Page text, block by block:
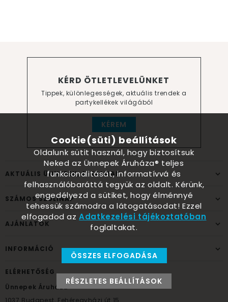
KÉRD ÖTLETLEVELÜNKET
Tippek, különlegességek, aktuális trendek a
partykellékek világából
KÉREM
AKTUÁLIS ÜNNEPEK, ALKALMAK
SZÁMOS SZÜLINAP
AJÁNLATOK
INFORMÁCIÓ
ELÉRHETŐSÉG
Ünnepek Áruháza
1037 Budapest, Fehéregyházi út 15.
Cookie(süti) beállítások
Oldalunk sütit használ, hogy biztosítsuk
Neked az Ünnepek Áruháza® teljes
funkcionalitását, informatívvá és
felhasználóbaráttá tegyük az oldalt. Kérünk,
engedélyezd a sütiket, hogy élménnyé
tehessük számodra a látogatásodat! Ezzel
elfogadod azAdatkezelési tájékoztatóban
foglaltakat.
ÖSSZES ELFOGADÁSA
RÉSZLETES BEÁLLÍTÁSOK